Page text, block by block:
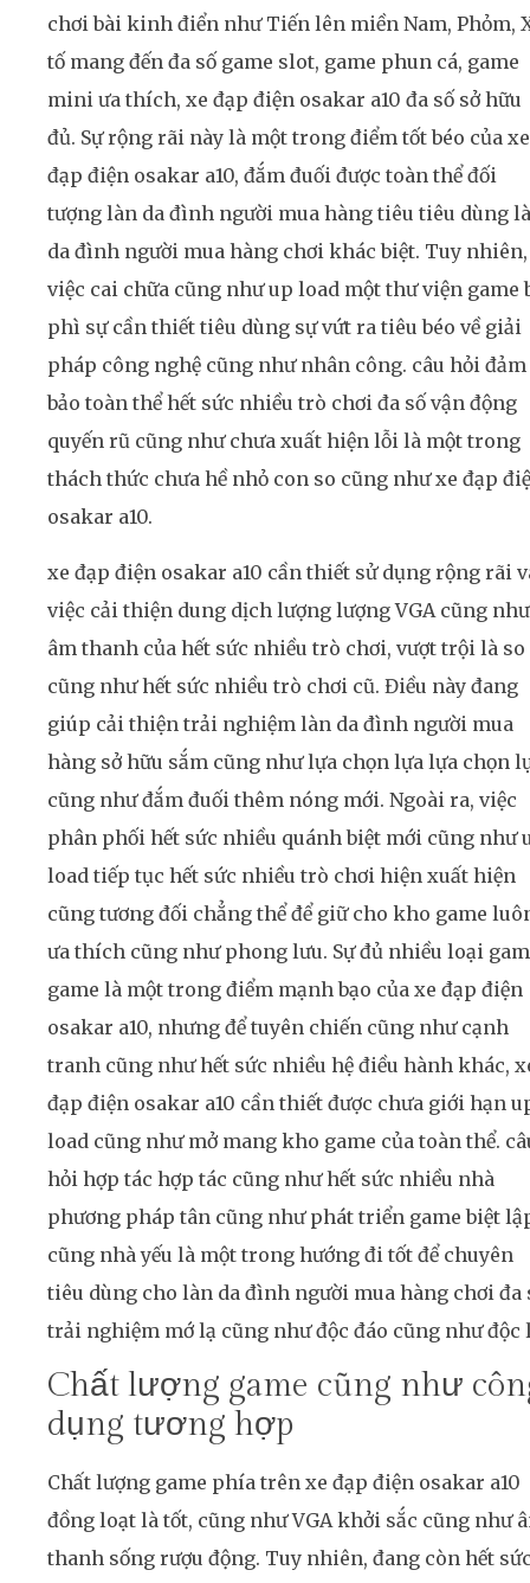
chơi bài kinh điển như Tiến lên miền Nam, Phỏm,
tố mang đến đa số game slot, game phun cá, game
mini ưa thích, xe đạp điện osakar a10 đa số sở hữu
đủ. Sự rộng rãi này là một trong điểm tốt béo của xe
đạp điện osakar a10, đắm đuối được toàn thể đối
tượng làn da đình người mua hàng tiêu tiêu dùng
da đình người mua hàng chơi khác biệt. Tuy nhiên,
việc cai chữa cũng như up load một thư viện game
phì sự cần thiết tiêu dùng sự vứt ra tiêu béo về giải
pháp công nghệ cũng như nhân công. câu hỏi đảm
bảo toàn thể hết sức nhiều trò chơi đa số vận động
quyến rũ cũng như chưa xuất hiện lỗi là một trong
thách thức chưa hề nhỏ con so cũng như xe đạp
osakar a10.
xe đạp điện osakar a10 cần thiết sử dụng rộng rãi
việc cải thiện dung dịch lượng lượng VGA cũng như
âm thanh của hết sức nhiều trò chơi, vượt trội là so
cũng như hết sức nhiều trò chơi cũ. Điều này đang
giúp cải thiện trải nghiệm làn da đình người mua
hàng sở hữu sắm cũng như lựa chọn lựa lựa chọn
cũng như đắm đuối thêm nóng mới. Ngoài ra, việc
phân phối hết sức nhiều quánh biệt mới cũng như
load tiếp tục hết sức nhiều trò chơi hiện xuất hiện
cũng tương đối chẳng thể để giữ cho kho game
ưa thích cũng như phong lưu. Sự đủ nhiều loại
game là một trong điểm mạnh bạo của xe đạp điện
osakar a10, nhưng để tuyên chiến cũng như cạnh
tranh cũng như hết sức nhiều hệ điều hành khác,
đạp điện osakar a10 cần thiết được chưa giới hạn
load cũng như mở mang kho game của toàn thể.
hỏi hợp tác hợp tác cũng như hết sức nhiều nhà
phương pháp tân cũng như phát triển game biệt
cũng nhà yếu là một trong hướng đi tốt để chuyên
tiêu dùng cho làn da đình người mua hàng chơi đa
trải nghiệm mớ lạ cũng như độc đáo cũng như độc
Chất lượng game cũng như
dụng tương hợp
Chất lượng game phía trên xe đạp điện osakar a10
đồng loạt là tốt, cũng như VGA khởi sắc cũng như
thanh sống rượu động. Tuy nhiên, đang còn hết